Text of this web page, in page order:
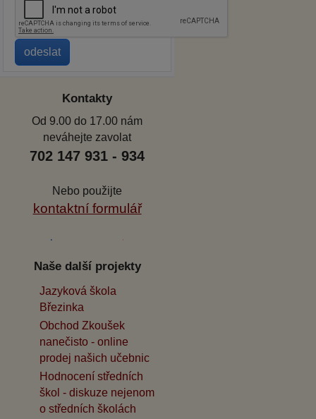
Kontakty
Od 9.00 do 17.00 nám
neváhejte zavolat
702 147 931 - 934
Nebo použijte
kontaktní formulář
Naše další projekty
Jazyková škola
Březinka
Obchod Zkoušek
nanečisto - online
prodej našich učebnic
Hodnocení středních
škol - diskuze nejenom
o středních školách